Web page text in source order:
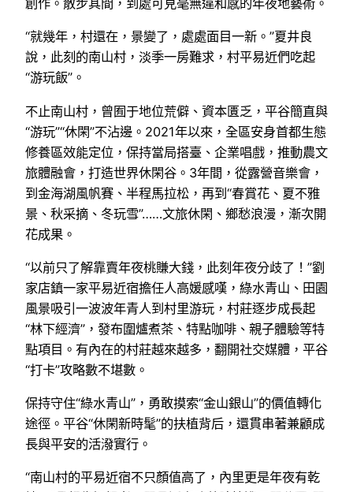
創作。散步其間，到處可見毫無違和感的年夜地藝術。
“就幾年，村還在，景變了，處處面目一新。”夏井良
說，此刻的南山村，淡季一房難求，村平易近們吃起
“游玩飯”。
不止南山村，曾囿于地位荒僻、資本匱乏，平谷簡直與
“游玩”“休閑”不沾邊。2021年以來，全區安身首都生態
修養區效能定位，保持當局搭臺、企業唱戲，推動農文
旅體融會，打造世界休閑谷。3年間，從露營音樂會，
到金海湖風帆賽、半程馬拉松，再到“春賞花、夏不雅
景、秋采摘、冬玩雪”……文旅休閑、鄉愁浪漫，漸次開
花成果。
“以前只了解靠賣年夜桃賺大錢，此刻年夜分歧了！”劉
家店鎮一家平易近宿擔任人高媛感嘆，綠水青山、田園
風景吸引一波波年青人到村里游玩，村莊逐步成長起
“林下經濟”，發布圍爐煮茶、特點咖啡、親子體驗等特
點項目。有內在的村莊越來越多，翻開社交媒體，平谷
“打卡”攻略數不堪數。
保持守住“綠水青山”，勇敢摸索“金山銀山”的價值轉化
途徑。平谷“休閑新時髦”的扶植背后，還貫串著兼顧成
長與平安的活潑實行。
“南山村的平易近宿不只顏值高了，內里更是年夜有乾